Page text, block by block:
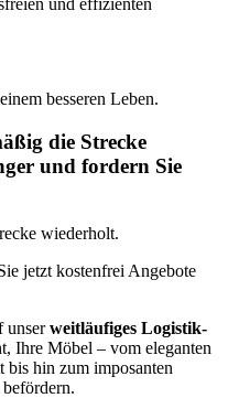
und effizienten
besseren Leben.
die Strecke
und fordern Sie
wiederholt.
jetzt kostenfrei Angebote
unserweitläufiges Logistik-
Ihre Möbel – vom eleganten
bis hin zum imposanten